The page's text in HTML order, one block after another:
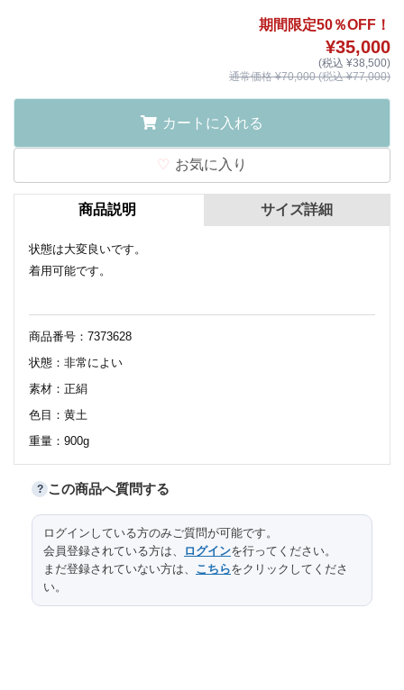
期間限定50％OFF！
¥35,000
(税込 ¥38,500)
通常価格 ¥70,000 (税込 ¥77,000)
カートに入れる
お気に入り
商品説明
状態は大変良いです。
着用可能です。
商品番号：7373628
状態：非常によい
素材：正絹
色目：黄土
重量：900g
サイズ詳細
サイズ（cm）
太鼓部分長さ 114
太鼓部分幅 30.5
? この商品へ質問する
ログインしている方のみご質問が可能です。
会員登録されている方は、
ログインを行ってください。
まだ登録されていない方は、 こちらをクリックしてくださ
い。